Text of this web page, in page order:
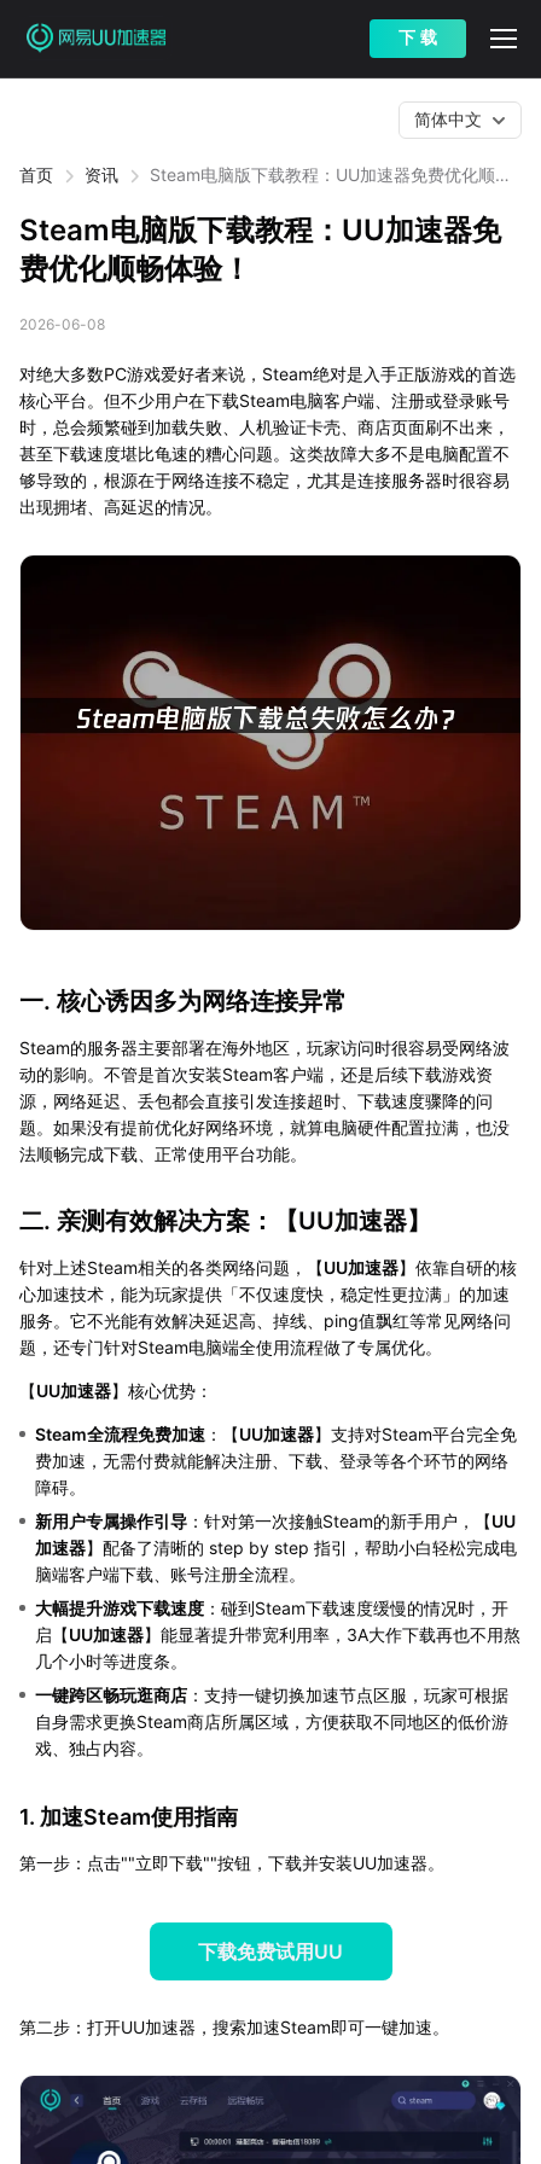
下 载
首页 资讯
Steam电脑版下载教程：UU加速器免费优化顺畅
简体中文
Steam电脑版下载教程：UU加速器免
费优化顺畅体验！
2026-06-08
对绝大多数PC游戏爱好者来说，Steam绝对是入手正版游戏的首选
核心平台。但不少用户在下载Steam电脑客户端、注册或登录账号
时，总会频繁碰到加载失败、人机验证卡壳、商店页面刷不出来，
甚至下载速度堪比龟速的糟心问题。这类故障大多不是电脑配置不
够导致的，根源在于网络连接不稳定，尤其是连接服务器时很容易
出现拥堵、高延迟的情况。
一. 核心诱因多为网络连接异常
Steam的服务器主要部署在海外地区，玩家访问时很容易受网络波
动的影响。不管是首次安装Steam客户端，还是后续下载游戏资
源，网络延迟、丢包都会直接引发连接超时、下载速度骤降的问
题。如果没有提前优化好网络环境，就算电脑硬件配置拉满，也没
法顺畅完成下载、正常使用平台功能。
二. 亲测有效解决方案：【UU加速器】
针对上述Steam相关的各类网络问题，【UU加速器】依靠自研的核
心加速技术，能为玩家提供「不仅速度快，稳定性更拉满」的加速
服务。它不光能有效解决延迟高、掉线、ping值飘红等常见网络问
题，还专门针对Steam电脑端全使用流程做了专属优化。
【UU加速器】核心优势：
Steam全流程免费加速 ：【UU加速器】支持对Steam平台完全免
费加速，无需付费就能解决注册、下载、登录等各个环节的网络
障碍。
新用户专属操作引导 ：针对第一次接触Steam的新手用户，【UU
加速器】配备了清晰的 step by step 指引，帮助小白轻松完成电
脑端客户端下载、账号注册全流程。
大幅提升游戏下载速度 ：碰到Steam下载速度缓慢的情况时，开
启【UU加速器】能显著提升带宽利用率，3A大作下载再也不用熬
几个小时等进度条。
一键跨区畅玩逛商店 ：支持一键切换加速节点区服，玩家可根据
自身需求更换Steam商店所属区域，方便获取不同地区的低价游
戏、独占内容。
1. 加速Steam使用指南
第一步：点击""立即下载""按钮，下载并安装UU加速器。
下载免费试用UU
第二步：打开UU加速器，搜索加速Steam即可一键加速。